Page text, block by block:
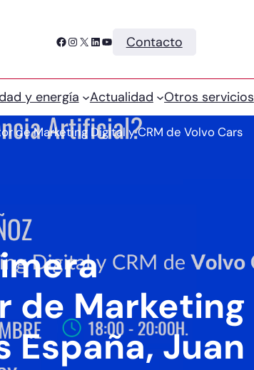
Facebook Instagram X LinkedIn YouTube Contacto
y energía Actualidad Otros servicios
de Marketing Digital y CRM de Volvo Cars
de Marketing
España, Juan